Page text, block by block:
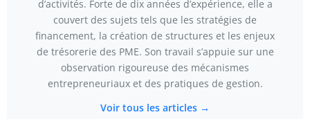
d’activités. Forte de dix années d’expérience, elle a
couvert des sujets tels que les stratégies de
financement, la création de structures et les enjeux
de trésorerie des PME. Son travail s’appuie sur une
observation rigoureuse des mécanismes
entrepreneuriaux et des pratiques de gestion.
Voir tous les articles →